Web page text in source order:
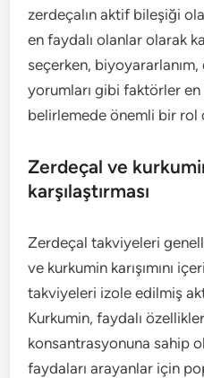
zerdeçalın aktif bileşiği
en faydalı olanlar olarak
seçerken, biyoyararlanım,
yorumları gibi faktörler
belirlemede önemli bir rol
Zerdeçal ve
karşılaştırması
Zerdeçal takviyeleri
ve kurkumin karışımını
takviyeleri izole edilmiş
Kurkumin, faydalı
konsantrasyonuna sahip
faydaları arayanlar için